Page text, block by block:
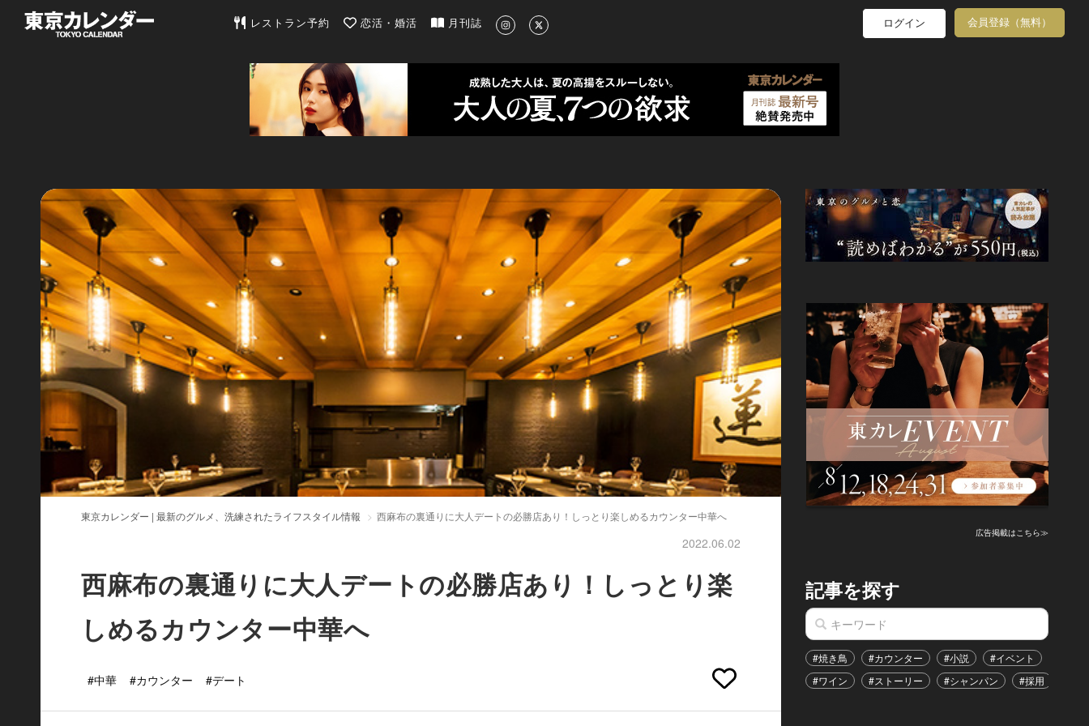
東京カレンダー | 最新のグルメ、洗練されたライフスタイル情報
レストラン予約 恋活・婚活 月刊誌 ログイン 会員登録（無料）
東京カレンダー | 最新のグルメ、洗練されたライフスタイル情報 西麻布の裏通りに大人デートの必勝店あり！しっとり楽しめるカウンター中華へ
2022.06.02
西麻布の裏通りに大人デートの必勝店あり！しっとり楽
しめるカウンター中華へ
#中華 #カウンター #デート
広告掲載はこちら≫
記事を探す
#焼き鳥 #カウンター #小説 #イベント
#ワイン
#ストーリー #シャンパン #採用